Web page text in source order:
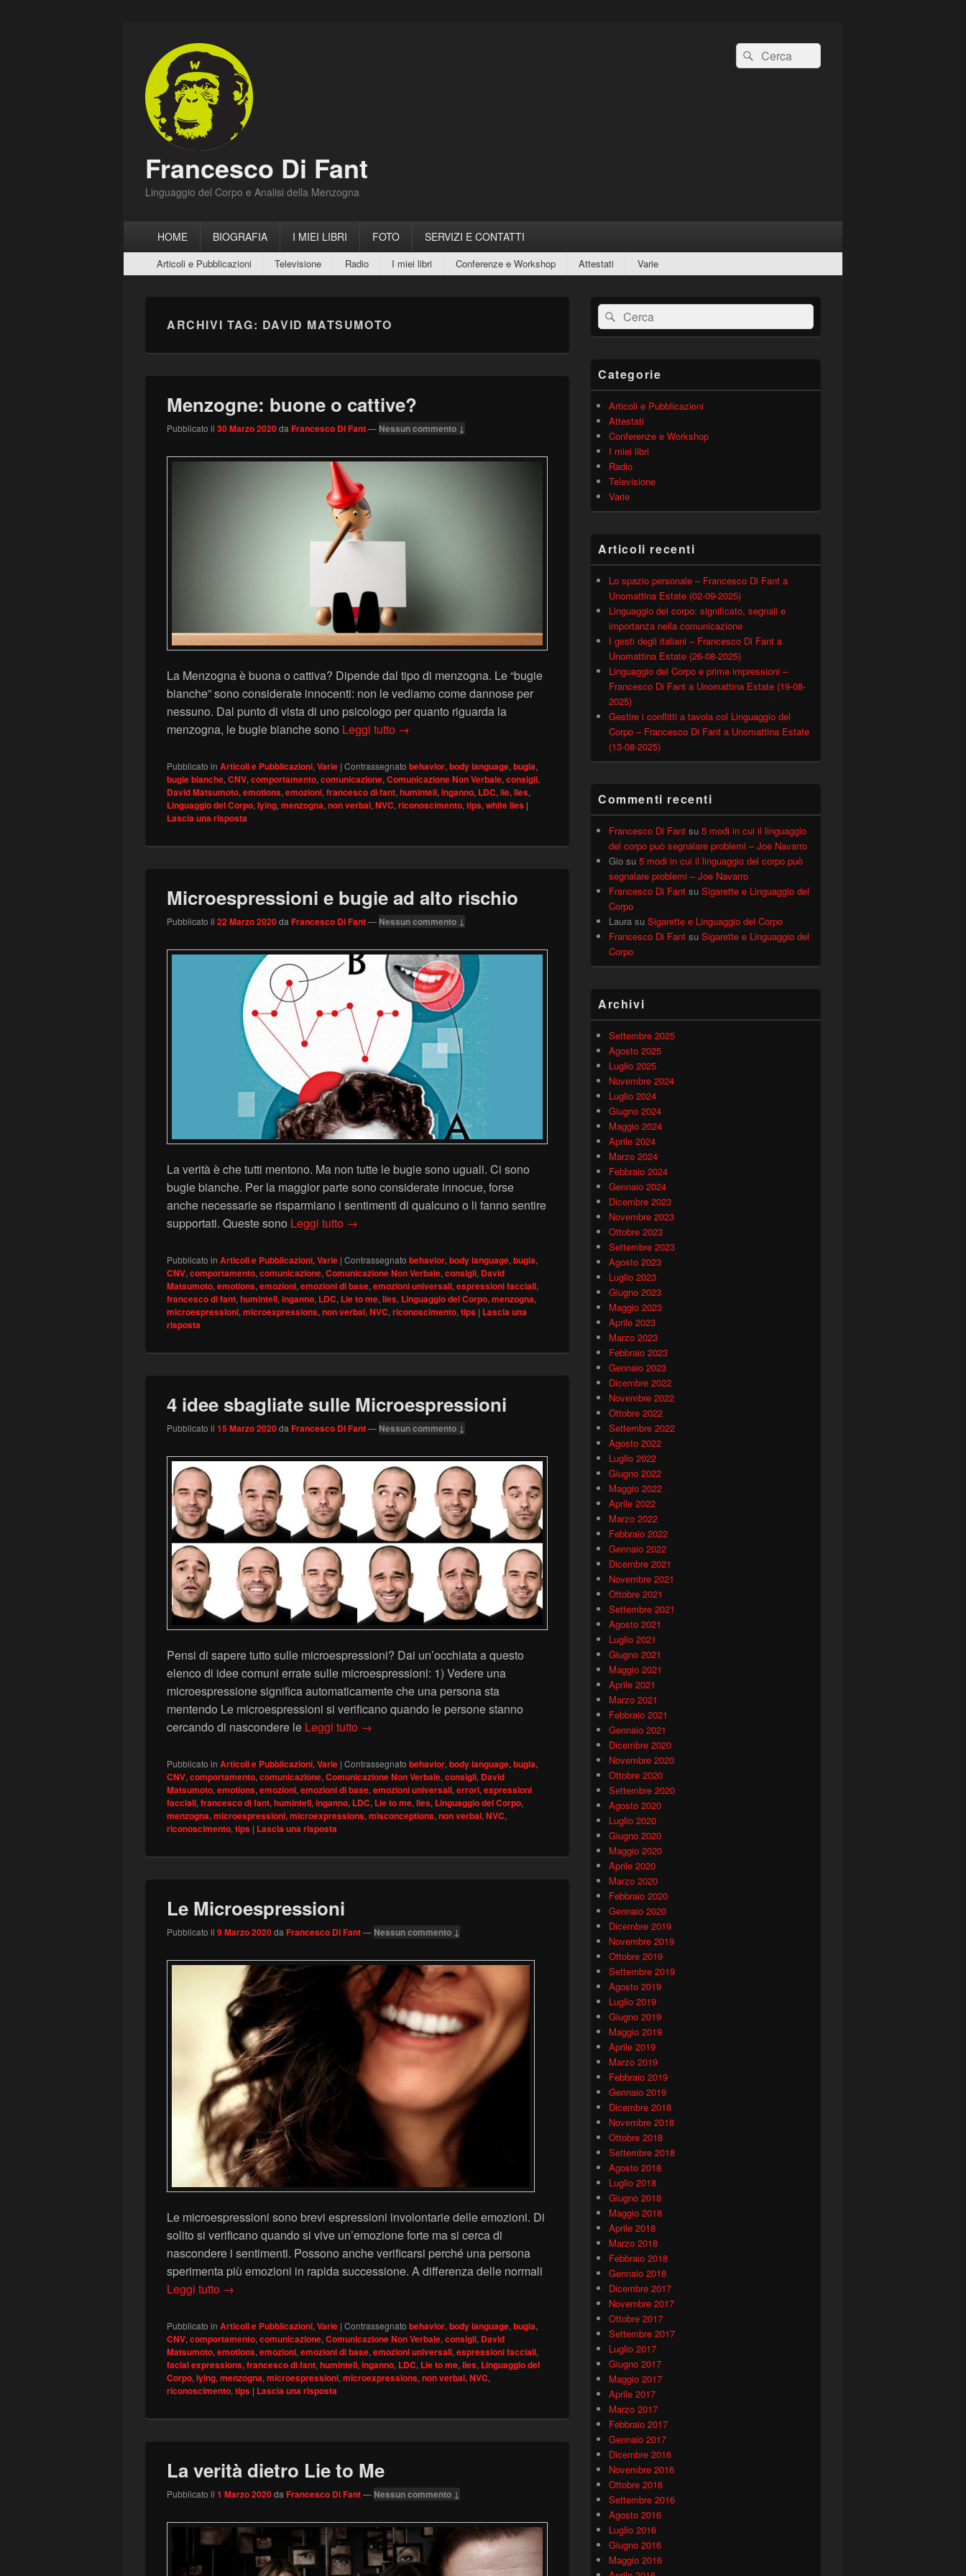
Francesco Di Fant
Linguaggio del Corpo e Analisi della Menzogna
Cerca:Cerca
principaleHOME BIOGRAFIA I MIEI LIBRI FOTO SERVIZI E CONTATTI
secondario
Articoli e Pubblicazioni Televisione Radio I miei libri Conferenze e Workshop Attestati Varie
ARCHIVI TAG: DAVID MATSUMOTO
Menzogne: buone o cattive?
Pubblicato il 30 Marzo 2020da Francesco Di Fant— Nessun commento ↓
La Menzogna è buona o cattiva? Dipende dal tipo di menzogna. Le “bugie
bianche” sono considerate innocenti: non le vediamo come dannose per
nessuno. Dal punto di vista di uno psicologo per quanto riguarda la
menzogna, le bugie bianche sono Leggi tutto Menzogne: buone o cattive?
→
Pubblicato in Articoli e Pubblicazioni, Varie | Contrassegnato behavior, body language, bugia,
bugie bianche, CNV, comportamento, comunicazione, Comunicazione Non Verbale, consigli,
David Matsumoto, emotions, emozioni, francesco di fant, humintell, inganno, LDC, lie, lies,
Linguaggio del Corpo, lying, menzogna, non verbal, NVC, riconoscimento, tips, white lies |
Lascia una risposta
Microespressioni e bugie ad alto rischio
Pubblicato il 22 Marzo 2020da Francesco Di Fant— Nessun commento ↓
La verità è che tutti mentono. Ma non tutte le bugie sono uguali. Ci sono
bugie bianche. Per la maggior parte sono considerate innocue, forse
anche necessarie se risparmiano i sentimenti di qualcuno o li fanno sentire
supportati. Queste sono Leggi tutto Microespressioni e bugie ad alto rischio
→
Pubblicato in Articoli e Pubblicazioni, Varie | Contrassegnato behavior, body language, bugia,
CNV, comportamento, comunicazione, Comunicazione Non Verbale, consigli, David
Matsumoto, emotions, emozioni, emozioni di base, emozioni universali, espressioni facciali,
francesco di fant, humintell, inganno, LDC, Lie to me, lies, Linguaggio del Corpo, menzogna,
microespressioni, microexpressions, non verbal, NVC, riconoscimento, tips | Lascia una
risposta
4 idee sbagliate sulle Microespressioni
Pubblicato il 15 Marzo 2020da Francesco Di Fant— Nessun commento ↓
Pensi di sapere tutto sulle microespressioni? Dai un’occhiata a questo
elenco di idee comuni errate sulle microespressioni: 1) Vedere una
microespressione significa automaticamente che una persona sta
mentendo Le microespressioni si verificano quando le persone stanno
cercando di nascondere le Leggi tutto 4 idee sbagliate sulle Microespressioni
→
Pubblicato in Articoli e Pubblicazioni, Varie | Contrassegnato behavior, body language, bugia,
CNV, comportamento, comunicazione, Comunicazione Non Verbale, consigli, David
Matsumoto, emotions, emozioni, emozioni di base, emozioni universali, errori, espressioni
facciali, francesco di fant, humintell, inganno, LDC, Lie to me, lies, Linguaggio del Corpo,
menzogna, microespressioni, microexpressions, misconceptions, non verbal, NVC,
riconoscimento, tips | Lascia una risposta
Le Microespressioni
Pubblicato il 9 Marzo 2020da Francesco Di Fant— Nessun commento ↓
Le microespressioni sono brevi espressioni involontarie delle emozioni. Di
solito si verificano quando si vive un’emozione forte ma si cerca di
nascondere i sentimenti. Possono anche verificarsi perché una persona
sperimenta più emozioni in rapida successione. A differenza delle normali
Leggi tutto Le Microespressioni
→
Pubblicato in Articoli e Pubblicazioni, Varie | Contrassegnato behavior, body language, bugia,
CNV, comportamento, comunicazione, Comunicazione Non Verbale, consigli, David
Matsumoto, emotions, emozioni, emozioni di base, emozioni universali, espressioni facciali,
facial expressions, francesco di fant, humintell, inganno, LDC, Lie to me, lies, Linguaggio del
Corpo, lying, menzogna, microespressioni, microexpressions, non verbal, NVC,
riconoscimento, tips | Lascia una risposta
La verità dietro Lie to Me
Pubblicato il 1 Marzo 2020da Francesco Di Fant— Nessun commento ↓
Area
widget
barra
laterale
Cerca:Cerca
Categorie
Articoli e Pubblicazioni
Attestati
Conferenze e Workshop
I miei libri
Radio
Televisione
Varie
Articoli recenti
Lo spazio personale – Francesco Di Fant a
Unomattina Estate (02-09-2025)
Linguaggio del corpo: significato, segnali e
importanza nella comunicazione
I gesti degli italiani – Francesco Di Fant a
Unomattina Estate (26-08-2025)
Linguaggio del Corpo e prime impressioni –
Francesco Di Fant a Unomattina Estate (19-08-
2025)
Gestire i conflitti a tavola col Linguaggio del
Corpo – Francesco Di Fant a Unomattina Estate
(13-08-2025)
Commenti recenti
Francesco Di Fant su 5 modi in cui il linguaggio
del corpo può segnalare problemi – Joe Navarro
Gio su 5 modi in cui il linguaggio del corpo può
segnalare problemi – Joe Navarro
Francesco Di Fant su Sigarette e Linguaggio del
Corpo
Laura su Sigarette e Linguaggio del Corpo
Francesco Di Fant su Sigarette e Linguaggio del
Corpo
Archivi
Settembre 2025
Agosto 2025
Luglio 2025
Novembre 2024
Luglio 2024
Giugno 2024
Maggio 2024
Aprile 2024
Marzo 2024
Febbraio 2024
Gennaio 2024
Dicembre 2023
Novembre 2023
Ottobre 2023
Settembre 2023
Agosto 2023
Luglio 2023
Giugno 2023
Maggio 2023
Aprile 2023
Marzo 2023
Febbraio 2023
Gennaio 2023
Dicembre 2022
Novembre 2022
Ottobre 2022
Settembre 2022
Agosto 2022
Luglio 2022
Giugno 2022
Maggio 2022
Aprile 2022
Marzo 2022
Febbraio 2022
Gennaio 2022
Dicembre 2021
Novembre 2021
Ottobre 2021
Settembre 2021
Agosto 2021
Luglio 2021
Giugno 2021
Maggio 2021
Aprile 2021
Marzo 2021
Febbraio 2021
Gennaio 2021
Dicembre 2020
Novembre 2020
Ottobre 2020
Settembre 2020
Agosto 2020
Luglio 2020
Giugno 2020
Maggio 2020
Aprile 2020
Marzo 2020
Febbraio 2020
Gennaio 2020
Dicembre 2019
Novembre 2019
Ottobre 2019
Settembre 2019
Agosto 2019
Luglio 2019
Giugno 2019
Maggio 2019
Aprile 2019
Marzo 2019
Febbraio 2019
Gennaio 2019
Dicembre 2018
Novembre 2018
Ottobre 2018
Settembre 2018
Agosto 2018
Luglio 2018
Giugno 2018
Maggio 2018
Aprile 2018
Marzo 2018
Febbraio 2018
Gennaio 2018
Dicembre 2017
Novembre 2017
Ottobre 2017
Settembre 2017
Luglio 2017
Giugno 2017
Maggio 2017
Aprile 2017
Marzo 2017
Febbraio 2017
Gennaio 2017
Dicembre 2016
Novembre 2016
Ottobre 2016
Settembre 2016
Agosto 2016
Luglio 2016
Giugno 2016
Maggio 2016